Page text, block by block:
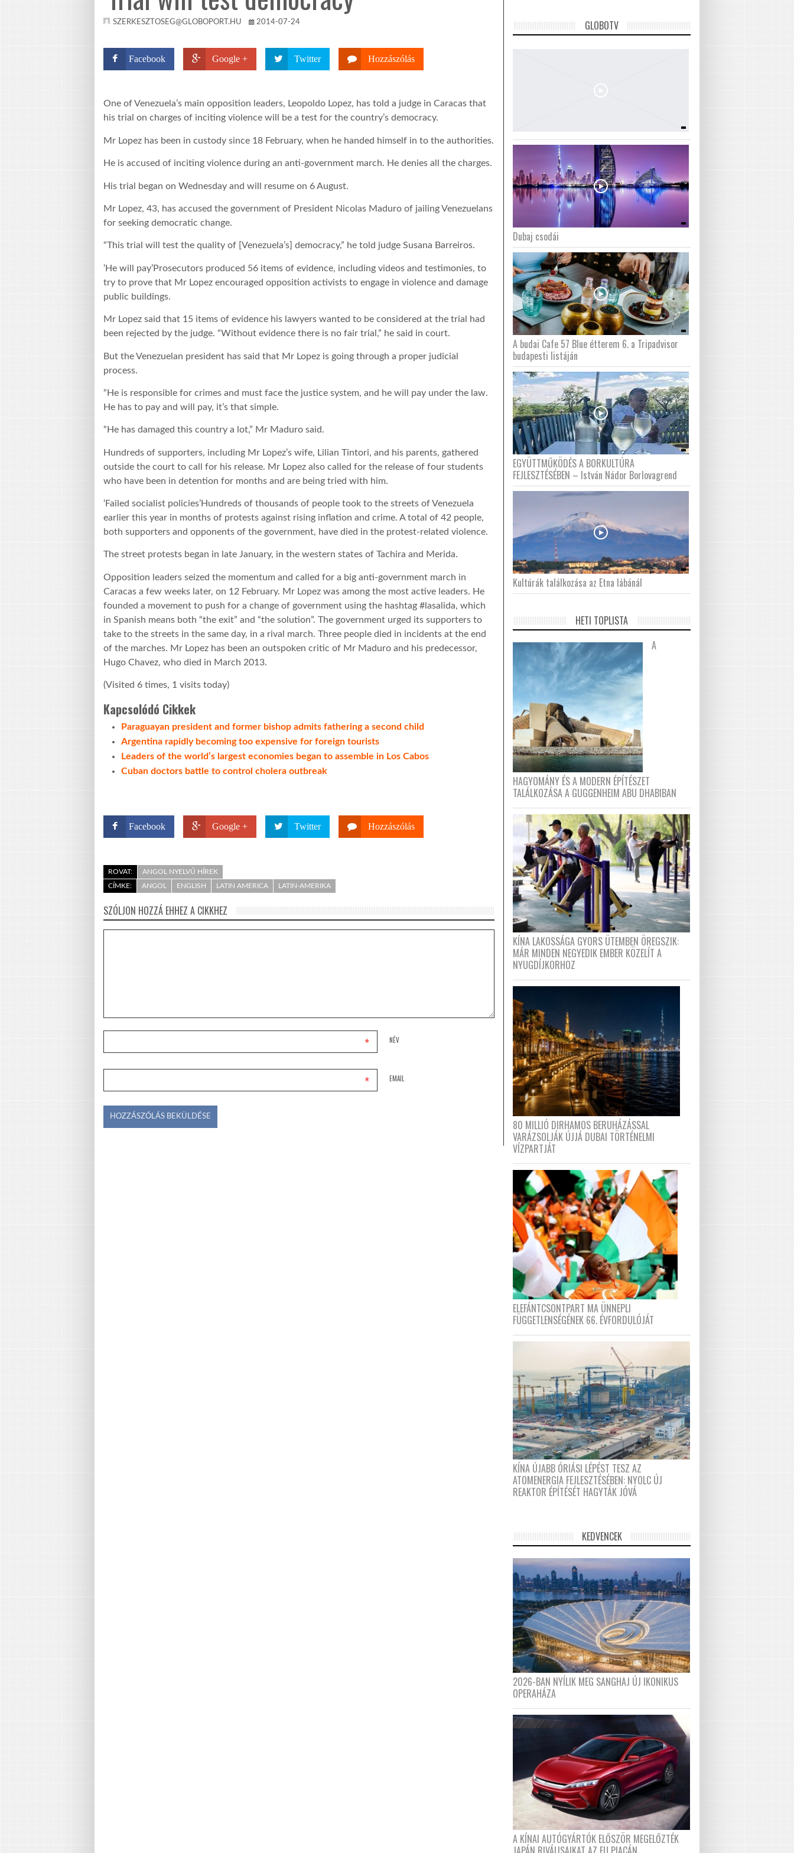
SZERKESZTOSEG@GLOBOPORT.HU 2014-07-24
Facebook Google + Twitter Hozzászólás
One of Venezuela’s main opposition leaders, Leopoldo Lopez, has told a judge in Caracas that
his trial on charges of inciting violence will be a test for the country’s democracy.
Mr Lopez has been in custody since 18 February, when he handed himself in to the authorities.
He is accused of inciting violence during an anti-government march. He denies all the charges.
His trial began on Wednesday and will resume on 6 August.
Mr Lopez, 43, has accused the government of President Nicolas Maduro of jailing Venezuelans
for seeking democratic change.
“This trial will test the quality of [Venezuela’s] democracy,” he told judge Susana Barreiros.
‘He will pay’Prosecutors produced 56 items of evidence, including videos and testimonies, to
try to prove that Mr Lopez encouraged opposition activists to engage in violence and damage
public buildings.
Mr Lopez said that 15 items of evidence his lawyers wanted to be considered at the trial had
been rejected by the judge. “Without evidence there is no fair trial,” he said in court.
But the Venezuelan president has said that Mr Lopez is going through a proper judicial
process.
“He is responsible for crimes and must face the justice system, and he will pay under the law.
He has to pay and will pay, it’s that simple.
“He has damaged this country a lot,” Mr Maduro said.
Hundreds of supporters, including Mr Lopez’s wife, Lilian Tintori, and his parents, gathered
outside the court to call for his release. Mr Lopez also called for the release of four students
who have been in detention for months and are being tried with him.
‘Failed socialist policies’Hundreds of thousands of people took to the streets of Venezuela
earlier this year in months of protests against rising inflation and crime. A total of 42 people,
both supporters and opponents of the government, have died in the protest-related violence.
The street protests began in late January, in the western states of Tachira and Merida.
Opposition leaders seized the momentum and called for a big anti-government march in
Caracas a few weeks later, on 12 February. Mr Lopez was among the most active leaders. He
founded a movement to push for a change of government using the hashtag #lasalida, which
in Spanish means both “the exit” and “the solution”. The government urged its supporters to
take to the streets in the same day, in a rival march. Three people died in incidents at the end
of the marches. Mr Lopez has been an outspoken critic of Mr Maduro and his predecessor,
Hugo Chavez, who died in March 2013.
(Visited 6 times, 1 visits today)
Kapcsolódó Cikkek
Paraguayan president and former bishop admits fathering a second child
Argentina rapidly becoming too expensive for foreign tourists
Leaders of the world’s largest economies began to assemble in Los Cabos
Cuban doctors battle to control cholera outbreak
Facebook Google + Twitter Hozzászólás
ROVAT:
ANGOL NYELVŰ HÍREK
CÍMKE:
ANGOL ENGLISH LATIN AMERICA LATIN-AMERIKA
SZÓLJON HOZZÁ EHHEZ A CIKKHEZ
NÉV
*
EMAIL
*
GLOBOTV
Dubaj csodái
A budai Cafe 57 Blue étterem 6. a Tripadvisor
budapesti listáján
EGYÜTTMŰKÖDÉS A BORKULTÚRA
FEJLESZTÉSÉBEN – István Nádor Borlovagrend
Kultúrák találkozása az Etna lábánál
HETI TOPLISTA
A
HAGYOMÁNY ÉS A MODERN ÉPÍTÉSZET
TALÁLKOZÁSA A GUGGENHEIM ABU DHABIBAN
KÍNA LAKOSSÁGA GYORS ÜTEMBEN ÖREGSZIK:
MÁR MINDEN NEGYEDIK EMBER KÖZELÍT A
NYUGDÍJKORHOZ
80 MILLIÓ DIRHAMOS BERUHÁZÁSSAL
VARÁZSOLJÁK ÚJJÁ DUBAI TÖRTÉNELMI
VÍZPARTJÁT
ELEFÁNTCSONTPART MA ÜNNEPLI
FÜGGETLENSÉGÉNEK 66. ÉVFORDULÓJÁT
KÍNA ÚJABB ÓRIÁSI LÉPÉST TESZ AZ
ATOMENERGIA FEJLESZTÉSÉBEN: NYOLC ÚJ
REAKTOR ÉPÍTÉSÉT HAGYTÁK JÓVÁ
KEDVENCEK
2026-BAN NYÍLIK MEG SANGHAJ ÚJ IKONIKUS
OPERAHÁZA
A KÍNAI AUTÓGYÁRTÓK ELŐSZÖR MEGELŐZTÉK